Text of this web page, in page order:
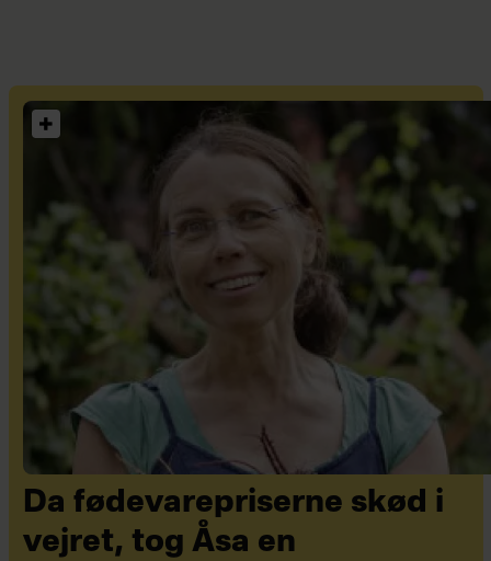
Da fødevarepriserne skød i
vejret, tog Åsa en